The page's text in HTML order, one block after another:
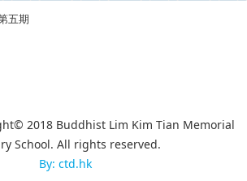
五期
2018 Buddhist Lim Kim Tian Memorial
School. All rights reserved.
By: ctd.hk